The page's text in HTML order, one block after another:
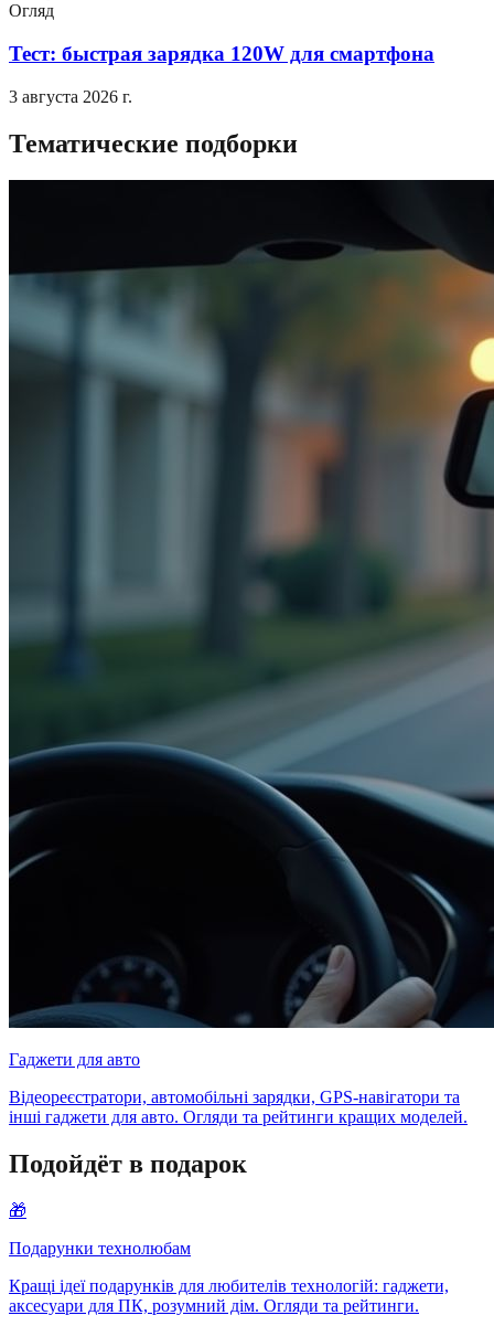
Огляд
Тест: быстрая зарядка 120W для смартфона
3 августа 2026 г.
Тематические подборки
Гаджети для авто
Відеореєстратори, автомобільні зарядки, GPS-навігатори та
інші гаджети для авто. Огляди та рейтинги кращих моделей.
Подойдёт в подарок
🎁
Подарунки технолюбам
Кращі ідеї подарунків для любителів технологій: гаджети,
аксесуари для ПК, розумний дім. Огляди та рейтинги.